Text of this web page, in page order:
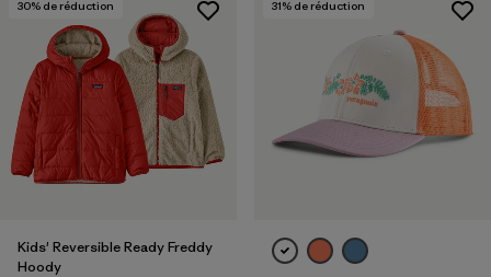
30% de réduction
Kids' Reversible Ready Freddy
Hoody
31% de réduction